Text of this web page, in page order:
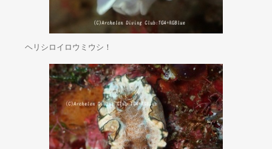
ヘリシロイロウミウシ！